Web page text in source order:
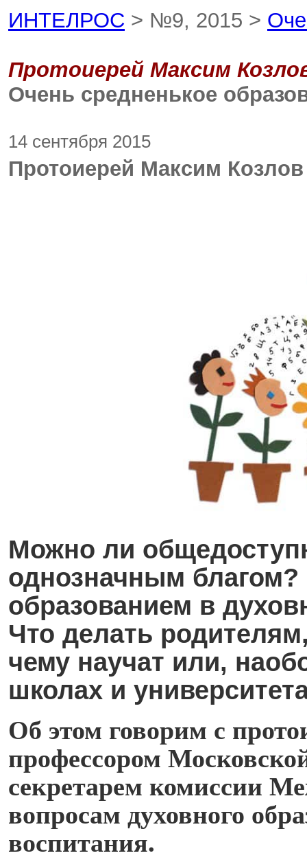
ИНТЕЛРОС > №9, 2015 >
Протоиерей Максим
Очень средненькое
14 сентября 2015
Протоиерей Максим
Можно ли
однозначным благом?
образованием в
Что делать
чему научат или,
школах и
Об этом говорим с
профессором
секретарем комиссии
вопросам духовного
воспитания.